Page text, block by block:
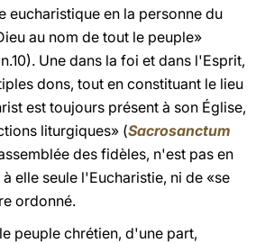
eucharistique en la personne du
au nom de tout le peuple»
Une dans la foi et dans l'Esprit,
dons, tout en constituant le lieu
est toujours présent à son Église,
liturgiques» (Sacrosanctum
des fidèles, n'est pas en
elle seule l'Eucharistie, ni de «se
ordonné.
peuple chrétien, d'une part,